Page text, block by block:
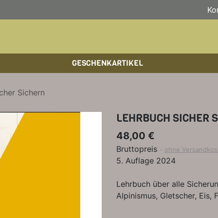
GESCHENKARTIKEL
Sichern
LEHRBUCH SICHER
48,00 €
Bruttopreis ohne
5. Auflage 2024
Lehrbuch über alle
Alpinismus, Gletscher, Eis,